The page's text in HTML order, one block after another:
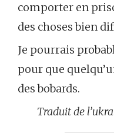
comporter en
des choses bien
Je pourrais
pour que
des bobards.
Traduit de